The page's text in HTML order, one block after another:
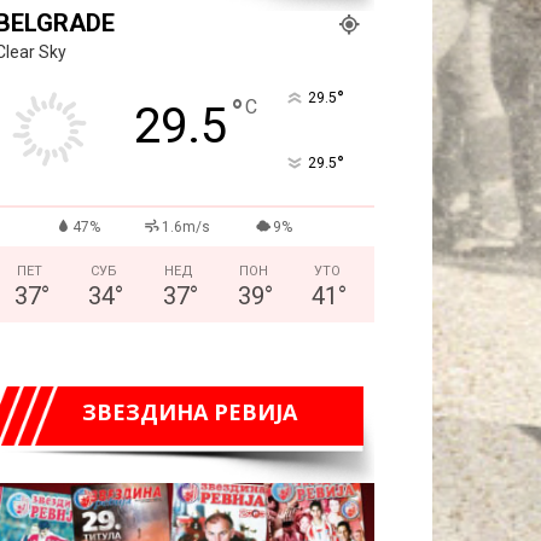
Sky
29.5°C 29.5°
29.5°
47% 1.6m/s 9%
ПЕТ
37°
СУБ
34°
НЕД
37°
ПОН
39°
УТО
41 °
ЗВЕЗДИНА РЕВИЈА